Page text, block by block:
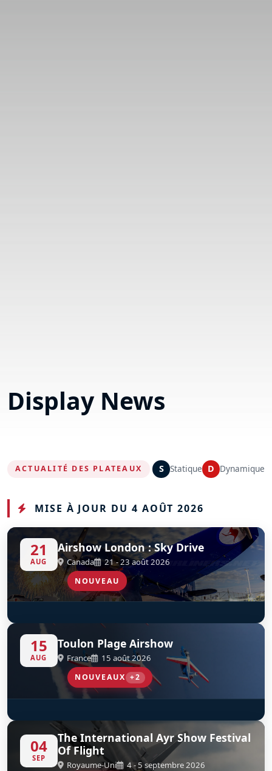
Display News
ACTUALITÉ DES PLATEAUX S Statique D Dynamique
MISE À JOUR DU 4 AOÛT 2026
21
AUG
Airshow London : Sky Drive
Canada 21 - 23 août 2026
NOUVEAU
S D
SkyHawks Canada
15
AUG
Toulon Plage Airshow
France 15 août 2026
NOUVEAUX +2
D
SA365 Dauphin French Navy D
Eurocopter AS565SA Panther - 35F
04
SEP
The International Ayr Show Festival
Of Flight
Royaume-Uni 4 - 5 septembre 2026